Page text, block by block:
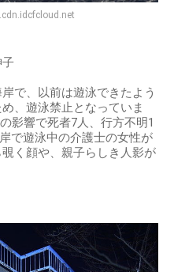
で、以前は遊泳できたよう
、遊泳禁止となっていま
影響で死者7人、行方不明1
で遊泳中の介護士の女性が
く顔や、親子らしき人影が